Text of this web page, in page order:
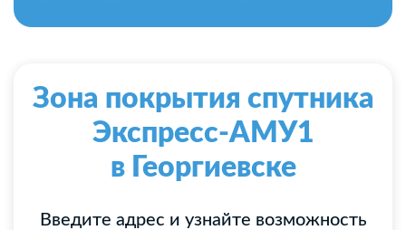
Зона покрытия спутника
Экспресс-АМУ1
в Георгиевске
Введите адрес и узнайте возможность